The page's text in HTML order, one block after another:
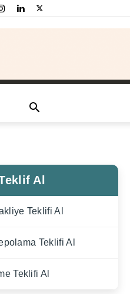
Al
Teklifi Al
Teklifi Al
Teklifi Al